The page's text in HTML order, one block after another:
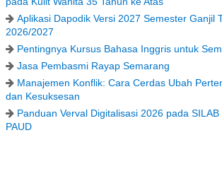
Aplikasi Dapodik Versi 2027 Semester Ganjil
2026/2027
Pentingnya Kursus Bahasa Inggris untuk
Jasa Pembasmi Rayap Semarang
Manajemen Konflik: Cara Cerdas Ubah
dan Kesuksesan
Panduan Verval Digitalisasi 2026 pada
PAUD